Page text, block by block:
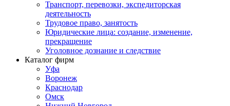
Транспорт, перевозки, экспедиторская
деятельность
Трудовое право, занятость
Юридические лица: создание, изменение,
прекращение
Уголовное дознание и следствие
Каталог фирм
Уфа
Воронеж
Краснодар
Омск